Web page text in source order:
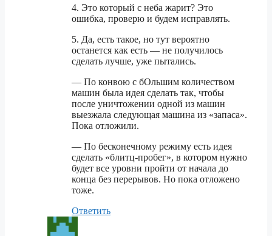
4. Это который с неба жарит? Это
ошибка, проверю и будем исправлять.
5. Да, есть такое, но тут вероятно
останется как есть — не получилось
сделать лучше, уже пытались.
— По конвою с бОльшим количеством
машин была идея сделать так, чтобы
после уничтожении одной из машин
выезжала следующая машина из «запаса».
Пока отложили.
— По бесконечному режиму есть идея
сделать «блитц-пробег», в котором нужно
будет все уровни пройти от начала до
конца без перерывов. Но пока отложено
тоже.
Ответить